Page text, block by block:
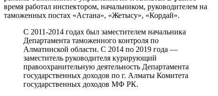
время работал инспектором, начальником, руководителем на
таможенных постах «Астана», «Жетысу», «Кордай».
С 2011-2014 годах был заместителем начальника
Департамента таможенного контроля по
Алматинской области. С 2014 по 2019 года —
заместитель руководителя курирующий
правоохранительную деятельность Департамента
государственных доходов по г. Алматы Комитета
государственных доходов МФ РК.